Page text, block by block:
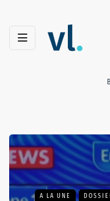
A LA UNE